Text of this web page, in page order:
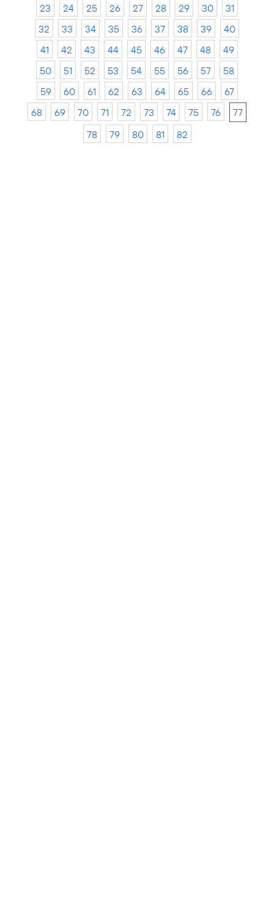
23
24 25 26 27 28 29 30
31
32
33 34 35 36 37 38 39
40
41
42 43 44 45 46 47 48
49
50
51 52 53 54 55 56 57
58
59
60 61 62 63 64 65 66
67
68
69 70 71 72 73 74 75 76
77
78
79 80 81 82